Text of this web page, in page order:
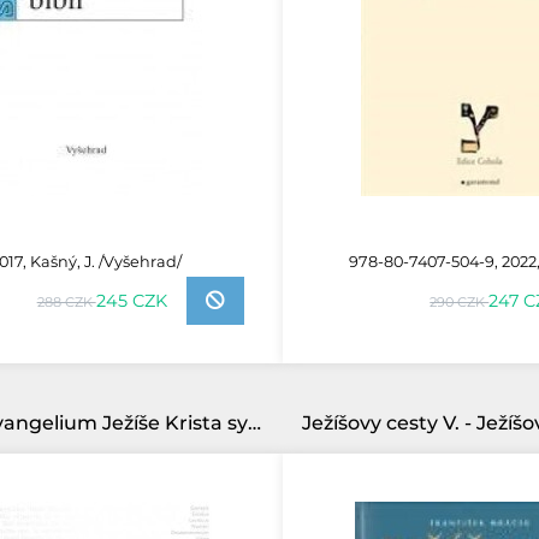
Kašný, J. /Vyšehrad/
288 CZK245 CZK
978-80-7407-504-9,
290 CZK247
Marek-Evangelium Ježíše Krista syna Božího